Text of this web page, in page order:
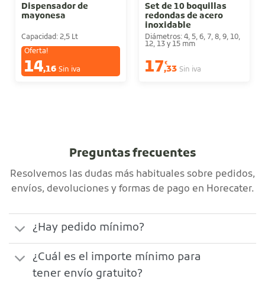
Dispensador de
mayonesa
Capacidad: 2,5 Lt
Oferta!
14,16 Sin iva
Set de 10 boquillas
redondas de acero
inoxidable
Diámetros: 4, 5, 6, 7, 8, 9, 10,
12, 13 y 15 mm
17€
,33 Sin iva
Preguntas frecuentes
Resolvemos las dudas más habituales sobre pedidos,
envíos, devoluciones y formas de pago en Horecater.
¿Hay pedido mínimo?
¿Cuál es el importe mínimo para
tener envío gratuito?